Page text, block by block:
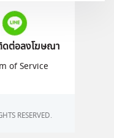
ดต่อลงโฆษณา
of Service
RESERVED.